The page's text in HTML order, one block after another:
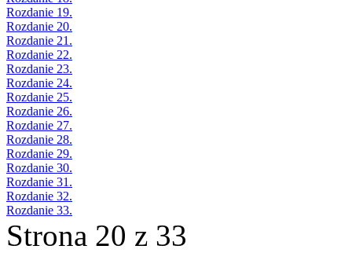
Rozdanie 19.
Rozdanie 20.
Rozdanie 21.
Rozdanie 22.
Rozdanie 23.
Rozdanie 24.
Rozdanie 25.
Rozdanie 26.
Rozdanie 27.
Rozdanie 28.
Rozdanie 29.
Rozdanie 30.
Rozdanie 31.
Rozdanie 32.
Rozdanie 33.
Strona 20 z 33